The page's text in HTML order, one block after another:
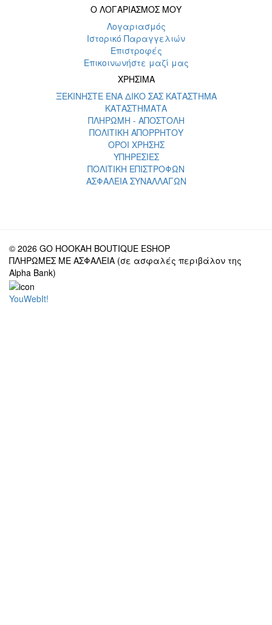
Ο ΛΟΓΑΡΙΑΣΜΟΣ ΜΟΥ
Λογαριασμός
Ιστορικό Παραγγελιών
Επιστροφές
Επικοινωνήστε μαζί μας
ΧΡΗΣΙΜΑ
ΞΕΚΙΝΗΣΤΕ ΕΝΑ ΔΙΚΟ ΣΑΣ ΚΑΤΑΣΤΗΜΑ
ΚΑΤΑΣΤΗΜΑΤΑ
ΠΛΗΡΩΜΗ - ΑΠΟΣΤΟΛΗ
ΠΟΛΙΤΙΚΗ ΑΠΟΡΡΗΤΟΥ
ΟΡΟΙ ΧΡΗΣΗΣ
ΥΠΗΡΕΣΙΕΣ
ΠΟΛΙΤΙΚΗ ΕΠΙΣΤΡΟΦΩΝ
ΑΣΦΑΛΕΙΑ ΣΥΝΑΛΛΑΓΩΝ
© 2026 GO HOOKAH BOUTIQUE ESHOP
ΠΛΗΡΩΜΕΣ ΜΕ ΑΣΦΑΛΕΙΑ (σε ασφαλές περιβάλον της
Alpha Bank)
YouWebIt!